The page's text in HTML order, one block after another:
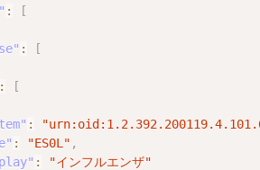
:
[
:
[
:
[
:
: "ES0L" ,
:
"インフルエンザ"